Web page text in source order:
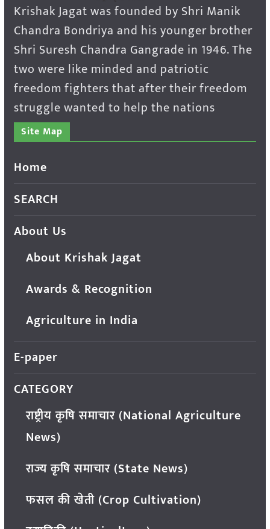
Krishak Jagat was founded by Shri Manik
Chandra Bondriya and his younger brother
Shri Suresh Chandra Gangrade in 1946. The
two were like minded and patriotic
freedom fighters that after their freedom
struggle wanted to help the nations
Site Map
Home
SEARCH
About Us
About Krishak Jagat
Awards & Recognition
Agriculture in India
E-paper
CATEGORY
राष्ट्रीय कृषि समाचार (National Agriculture
News)
राज्य कृषि समाचार (State News)
फसल की खेती (Crop Cultivation)